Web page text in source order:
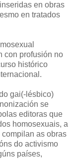
en obras
en tratados
con profusión no
histórico
gai(-lésbico)
se
editoras que
homosexuais, a
as obras
do activismo
países,